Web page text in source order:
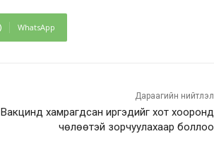
WhatsApp
Дараагийн нийтлэл
Вакцинд хамрагдсан иргэдийг хот хооронд
чөлөөтэй зорчуулахаар боллоо